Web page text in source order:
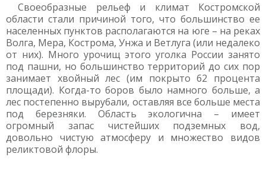
Своеобразные рельеф и климат Костромской
области стали причиной того, что большинство ее
населенных пунктов располагаются на юге – на реках
Волга, Мера, Кострома, Унжа и Ветлуга (или недалеко
от них). Много урочищ этого уголка России занято
под пашни, но большинство территорий до сих пор
занимает хвойный лес (им покрыто 62 процента
площади). Когда-то боров было намного больше, а
лес постепенно вырубали, оставляя все больше места
под березняки. Область экологична – имеет
огромный запас чистейших подземных вод,
довольно чистую атмосферу и множество видов
реликтовой флоры.